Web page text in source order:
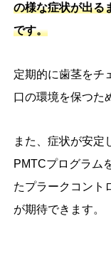
の様な症状が出る
です。
定期的に歯茎をチ
口の環境を保つた
また、症状が安定
PMTCプログラム
たプラークコント
が期待できます。